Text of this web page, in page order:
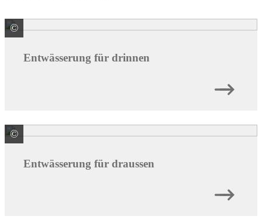
© KESSEL SE + Co. KG
Entwässerung für drinnen
© KESSEL SE + Co. KG
Entwässerung für draussen